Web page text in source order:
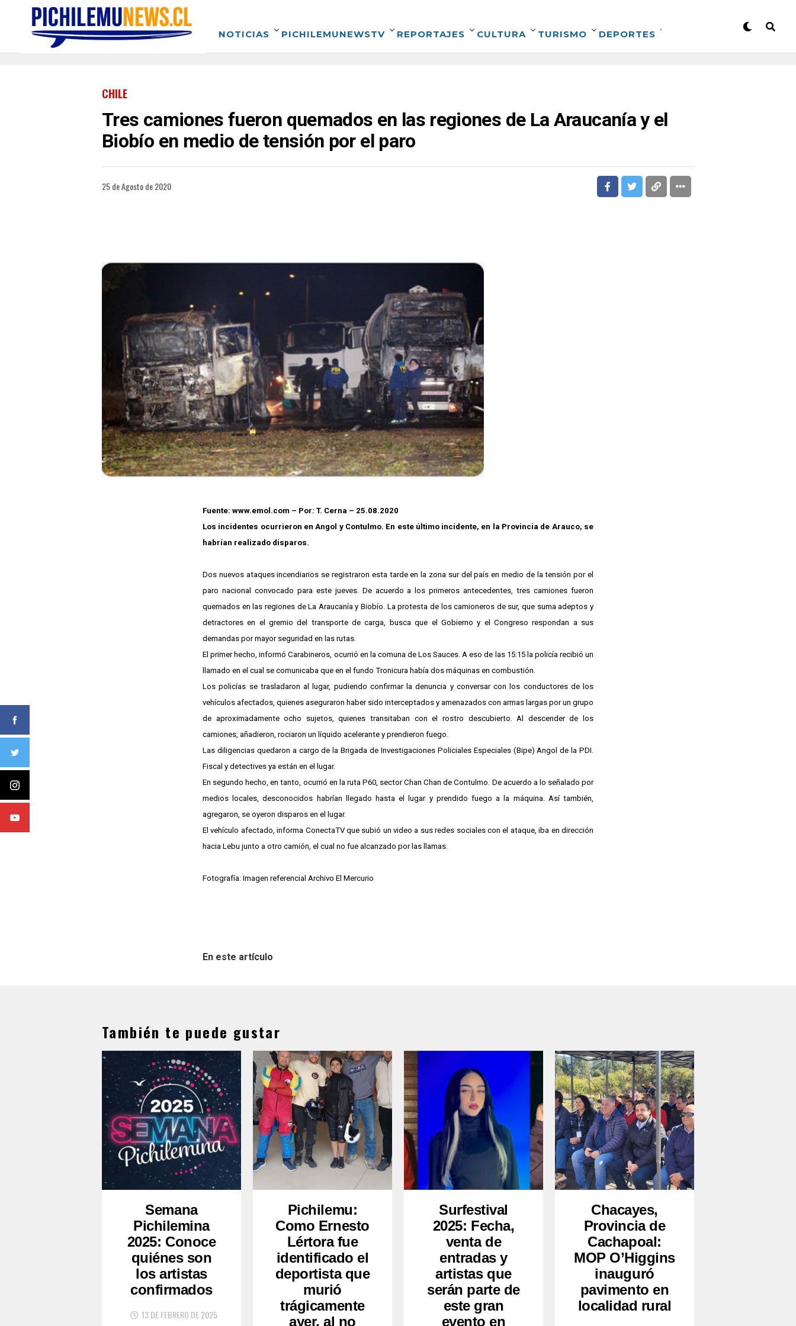
NOTICIAS PICHILEMUNEWSTV REPORTAJES CULTURA TURISMO DEPORTES
CHILE
Tres camiones fueron quemados en las regiones de La Araucanía y el
Biobío en medio de tensión por el paro
25 de Agosto de 2020
Fuente: www.emol.com – Por: T. Cerna – 25.08.2020
Los incidentes ocurrieron en Angol y Contulmo. En este último incidente, en la Provincia de Arauco, se
habrían realizado disparos.
Dos nuevos ataques incendiarios se registraron esta tarde en la zona sur del país en medio de la tensión por el
paro nacional convocado para este jueves. De acuerdo a los primeros antecedentes, tres camiones fueron
quemados en las regiones de La Araucanía y Biobío. La protesta de los camioneros de sur, que suma adeptos y
detractores en el gremio del transporte de carga, busca que el Gobierno y el Congreso respondan a sus
demandas por mayor seguridad en las rutas.
El primer hecho, informó Carabineros, ocurrió en la comuna de Los Sauces. A eso de las 15:15 la policía recibió un
llamado en el cual se comunicaba que en el fundo Tronicura había dos máquinas en combustión.
Los policías se trasladaron al lugar, pudiendo confirmar la denuncia y conversar con los conductores de los
vehículos afectados, quienes aseguraron haber sido interceptados y amenazados con armas largas por un grupo
de aproximadamente ocho sujetos, quienes transitaban con el rostro descubierto. Al descender de los
camiones, añadieron, rociaron un líquido acelerante y prendieron fuego.
Las diligencias quedaron a cargo de la Brigada de Investigaciones Policiales Especiales (Bipe) Angol de la PDI.
Fiscal y detectives ya están en el lugar.
En segundo hecho, en tanto, ocurrió en la ruta P60, sector Chan Chan de Contulmo. De acuerdo a lo señalado por
medios locales, desconocidos habrían llegado hasta el lugar y prendido fuego a la máquina. Así también,
agregaron, se oyeron disparos en el lugar.
El vehículo afectado, informa ConectaTV que subió un video a sus redes sociales con el ataque, iba en dirección
hacia Lebu junto a otro camión, el cual no fue alcanzado por las llamas.
Fotografía: Imagen referencial Archivo El Mercurio
En este artículo
También te puede gustar
Semana
Pichilemina
2025: Conoce
quiénes son
los artistas
confirmados
13 DE FEBRERO DE 2025
Pichilemu:
Como Ernesto
Lértora fue
identificado el
deportista que
murió
trágicamente
ayer, al no
Surfestival
2025: Fecha,
venta de
entradas y
artistas que
serán parte de
este gran
evento en
Chacayes,
Provincia de
Cachapoal:
MOP O’Higgins
inauguró
pavimento en
localidad rural